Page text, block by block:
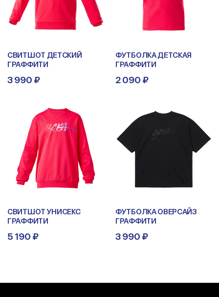
СВИТШОТ ДЕТСКИЙ
ГРАФФИТИ
3 990 ₽
ФУТБОЛКА ДЕТСКАЯ
ГРАФФИТИ
2 090 ₽
СВИТШОТ УНИСЕКС
ГРАФФИТИ
5 190 ₽
ФУТБОЛКА ОВЕРСАЙЗ
ГРАФФИТИ
3 990 ₽